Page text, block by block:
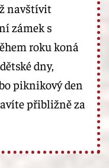
navštívit
zámek s
roku koná
dny,
piknikový den
přibližně za